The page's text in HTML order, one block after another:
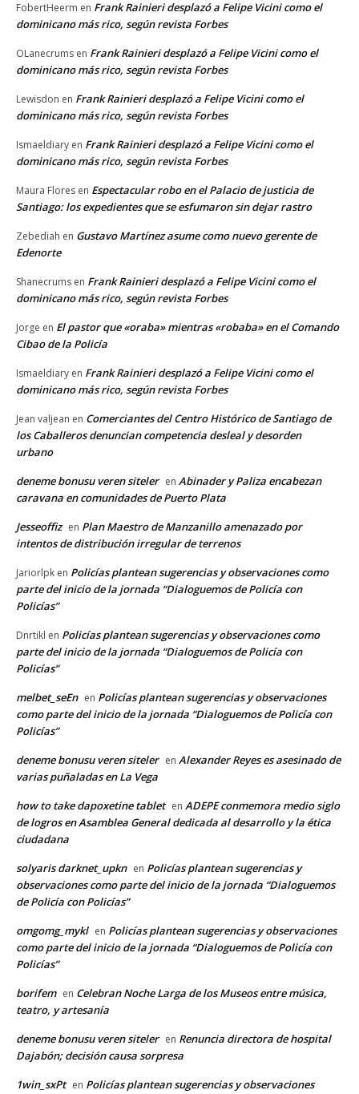
FobertHeerm en Frank Rainieri desplazó a Felipe Vicini como el
dominicano más rico, según revista Forbes
OLanecrums en Frank Rainieri desplazó a Felipe Vicini como el
dominicano más rico, según revista Forbes
Lewisdon en Frank Rainieri desplazó a Felipe Vicini como el
dominicano más rico, según revista Forbes
Ismaeldiary en Frank Rainieri desplazó a Felipe Vicini como el
dominicano más rico, según revista Forbes
Maura Flores en Espectacular robo en el Palacio de justicia de
Santiago: los expedientes que se esfumaron sin dejar rastro
Zebediah en Gustavo Martínez asume como nuevo gerente de
Edenorte
Shanecrums en Frank Rainieri desplazó a Felipe Vicini como el
dominicano más rico, según revista Forbes
Jorge en El pastor que «oraba» mientras «robaba» en el Comando
Cibao de la Policía
Ismaeldiary en Frank Rainieri desplazó a Felipe Vicini como el
dominicano más rico, según revista Forbes
Jean valjean en Comerciantes del Centro Histórico de Santiago de
los Caballeros denuncian competencia desleal y desorden
urbano
deneme bonusu veren siteler en Abinader y Paliza encabezan
caravana en comunidades de Puerto Plata
Jesseoffiz en Plan Maestro de Manzanillo amenazado por
intentos de distribución irregular de terrenos
Jariorlpk en Policías plantean sugerencias y observaciones como
parte del inicio de la jornada “Dialoguemos de Policía con
Policías”
Dnrtikl en Policías plantean sugerencias y observaciones como
parte del inicio de la jornada “Dialoguemos de Policía con
Policías”
melbet_seEn en Policías plantean sugerencias y observaciones
como parte del inicio de la jornada “Dialoguemos de Policía con
Policías”
deneme bonusu veren siteler en Alexander Reyes es asesinado de
varias puñaladas en La Vega
how to take dapoxetine tablet en ADEPE conmemora medio siglo
de logros en Asamblea General dedicada al desarrollo y la ética
ciudadana
solyaris darknet_upkn en Policías plantean sugerencias y
observaciones como parte del inicio de la jornada “Dialoguemos
de Policía con Policías”
omgomg_mykl en Policías plantean sugerencias y observaciones
como parte del inicio de la jornada “Dialoguemos de Policía con
Policías”
borifem en Celebran Noche Larga de los Museos entre música,
teatro, y artesanía
deneme bonusu veren siteler en Renuncia directora de hospital
Dajabón; decisión causa sorpresa
1win_sxPt en Policías plantean sugerencias y observaciones